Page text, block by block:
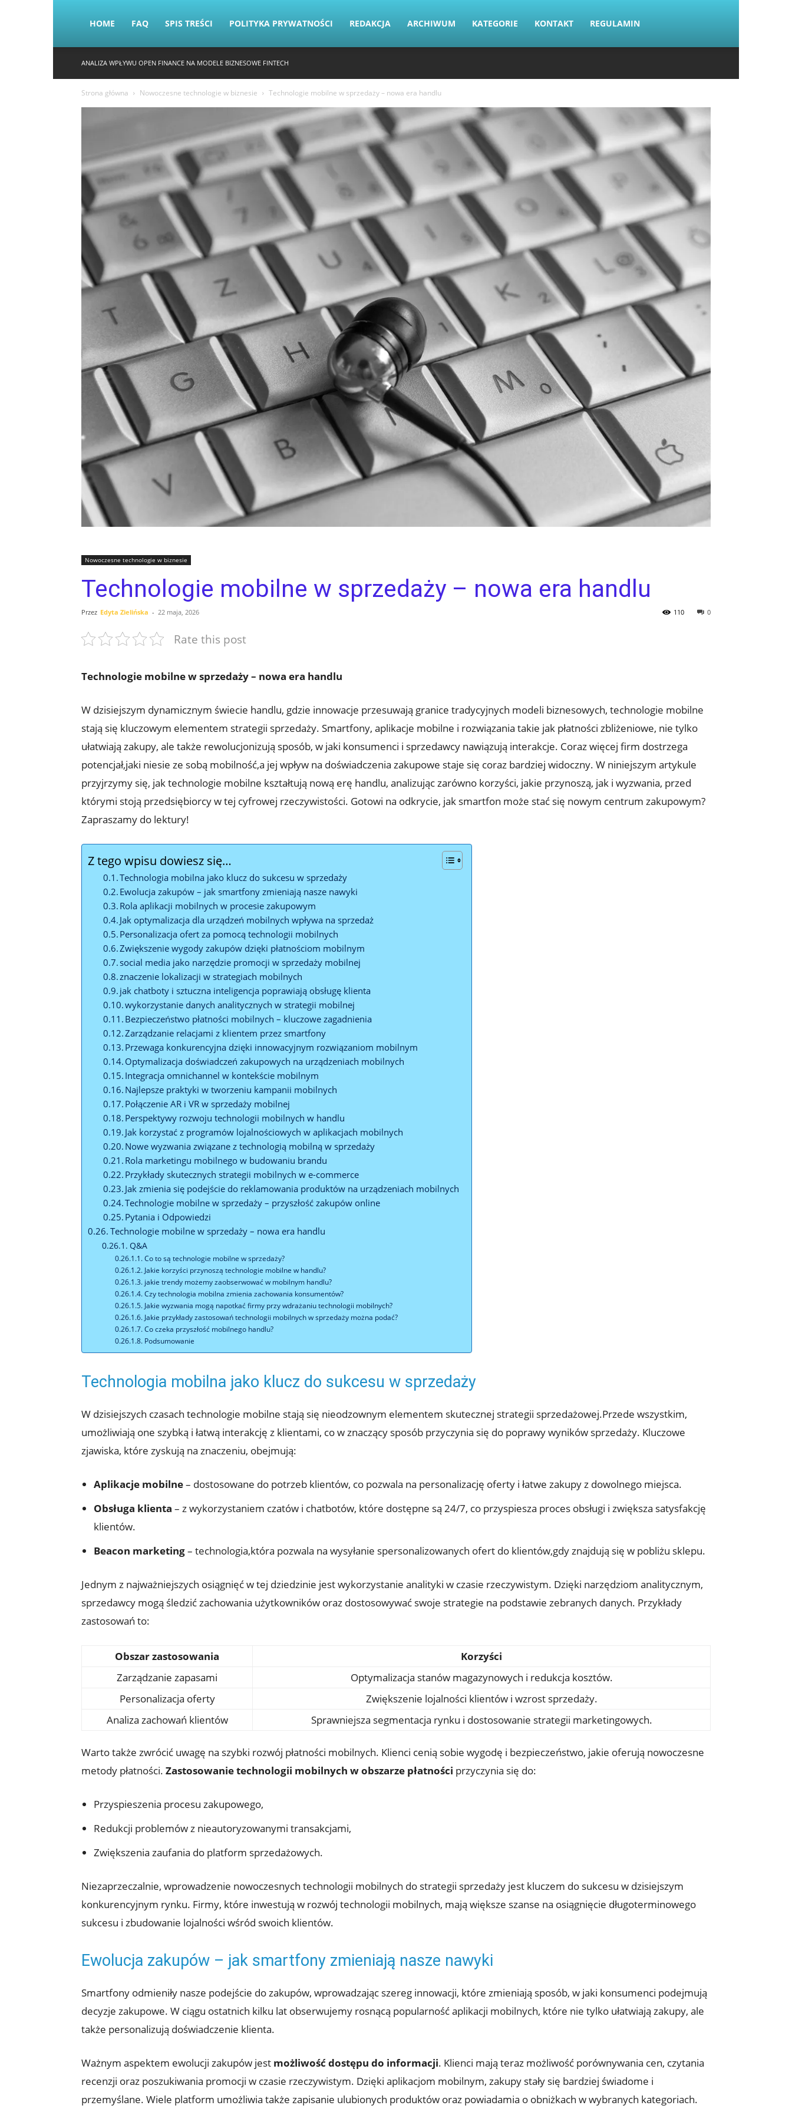
HOME FAQ SPIS TREŚCI POLITYKA PRYWATNOŚCI REDAKCJA ARCHIWUM KATEGORIE KONTAKT REGULAMIN
ANALIZA WPŁYWU OPEN FINANCE NA MODELE BIZNESOWE FINTECH
Strona główna Nowoczesne technologie w biznesie Technologie mobilne w sprzedaży – nowa era handlu
Nowoczesne technologie w biznesie
Technologie mobilne w sprzedaży – nowa era handlu
Przez Edyta Zielińska - 22 maja, 2026 0
110
Rate this post
Technologie mobilne w sprzedaży – nowa era handlu
W dzisiejszym dynamicznym świecie handlu, gdzie innowacje przesuwają granice tradycyjnych modeli biznesowych, technologie mobilne
stają się kluczowym elementem strategii sprzedaży. Smartfony, aplikacje mobilne i rozwiązania takie jak płatności zbliżeniowe, nie tylko
ułatwiają zakupy, ale także rewolucjonizują sposób, w jaki konsumenci i sprzedawcy nawiązują interakcje. Coraz więcej firm dostrzega
potencjał,jaki niesie ze sobą mobilność,a jej wpływ na doświadczenia zakupowe staje się coraz bardziej widoczny. W niniejszym artykule
przyjrzymy się, jak technologie mobilne kształtują nową erę handlu, analizując zarówno korzyści, jakie przynoszą, jak i wyzwania, przed
którymi stoją przedsiębiorcy w tej cyfrowej rzeczywistości. Gotowi na odkrycie, jak smartfon może stać się nowym centrum zakupowym?
Zapraszamy do lektury!
Z tego wpisu dowiesz się…
Technologia mobilna jako klucz do sukcesu w sprzedaży
Ewolucja zakupów – jak smartfony zmieniają nasze nawyki
Rola aplikacji mobilnych w procesie zakupowym
Jak optymalizacja dla urządzeń mobilnych wpływa na sprzedaż
Personalizacja ofert za pomocą technologii mobilnych
Zwiększenie wygody zakupów dzięki płatnościom mobilnym
social media jako narzędzie promocji w sprzedaży mobilnej
znaczenie lokalizacji w strategiach mobilnych
jak chatboty i sztuczna inteligencja poprawiają obsługę klienta
wykorzystanie danych analitycznych w strategii mobilnej
Bezpieczeństwo płatności mobilnych – kluczowe zagadnienia
Zarządzanie relacjami z klientem przez smartfony
Przewaga konkurencyjna dzięki innowacyjnym rozwiązaniom mobilnym
Optymalizacja doświadczeń zakupowych na urządzeniach mobilnych
Integracja omnichannel w kontekście mobilnym
Najlepsze praktyki w tworzeniu kampanii mobilnych
Połączenie AR i VR w sprzedaży mobilnej
Perspektywy rozwoju technologii mobilnych w handlu
Jak korzystać z programów lojalnościowych w aplikacjach mobilnych
Nowe wyzwania związane z technologią mobilną w sprzedaży
Rola marketingu mobilnego w budowaniu brandu
Przykłady skutecznych strategii mobilnych w e-commerce
Jak zmienia się podejście do reklamowania produktów na urządzeniach mobilnych
Technologie mobilne w sprzedaży – przyszłość zakupów online
Pytania i Odpowiedzi
Technologie mobilne w sprzedaży – nowa era handlu
Q&A
Co to są technologie mobilne w sprzedaży?
Jakie korzyści przynoszą technologie mobilne w handlu?
jakie trendy możemy zaobserwować w mobilnym handlu?
Czy technologia mobilna zmienia zachowania konsumentów?
Jakie wyzwania mogą napotkać firmy przy wdrażaniu technologii mobilnych?
Jakie przykłady zastosowań technologii mobilnych w sprzedaży można podać?
Co czeka przyszłość mobilnego handlu?
Podsumowanie
Technologia mobilna jako klucz do sukcesu w sprzedaży
W dzisiejszych czasach technologie mobilne stają się nieodzownym elementem skutecznej strategii sprzedażowej.Przede wszystkim,
umożliwiają one szybką i łatwą interakcję z klientami, co w znaczący sposób przyczynia się do poprawy wyników sprzedaży. Kluczowe
zjawiska, które zyskują na znaczeniu, obejmują:
Aplikacje mobilne– dostosowane do potrzeb klientów, co pozwala na personalizację oferty i łatwe zakupy z dowolnego miejsca.
Obsługa klienta – z wykorzystaniem czatów i chatbotów, które dostępne są 24/7, co przyspiesza proces obsługi i zwiększa satysfakcję
klientów.
Beacon marketing– technologia,która pozwala na wysyłanie spersonalizowanych ofert do klientów,gdy znajdują się w pobliżu sklepu.
Jednym z najważniejszych osiągnięć w tej dziedzinie jest wykorzystanie analityki w czasie rzeczywistym. Dzięki narzędziom analitycznym,
sprzedawcy mogą śledzić zachowania użytkowników oraz dostosowywać swoje strategie na podstawie zebranych danych. Przykłady
zastosowań to:
Obszar zastosowania
Korzyści
Zarządzanie zapasami
Optymalizacja stanów magazynowych i redukcja kosztów.
Personalizacja oferty
Zwiększenie lojalności klientów i wzrost sprzedaży.
Analiza zachowań klientów
Sprawniejsza segmentacja rynku i dostosowanie strategii marketingowych.
Warto także zwrócić uwagę na szybki rozwój płatności mobilnych. Klienci cenią sobie wygodę i bezpieczeństwo, jakie oferują nowoczesne
metody płatności. Zastosowanie technologii mobilnych w obszarze płatności przyczynia się do:
Przyspieszenia procesu zakupowego,
Redukcji problemów z nieautoryzowanymi transakcjami,
Zwiększenia zaufania do platform sprzedażowych.
Niezaprzeczalnie, wprowadzenie nowoczesnych technologii mobilnych do strategii sprzedaży jest kluczem do sukcesu w dzisiejszym
konkurencyjnym rynku. Firmy, które inwestują w rozwój technologii mobilnych, mają większe szanse na osiągnięcie długoterminowego
sukcesu i zbudowanie lojalności wśród swoich klientów.
Ewolucja zakupów – jak smartfony zmieniają nasze nawyki
Smartfony odmieniły nasze podejście do zakupów, wprowadzając szereg innowacji, które zmieniają sposób, w jaki konsumenci podejmują
decyzje zakupowe. W ciągu ostatnich kilku lat obserwujemy rosnącą popularność aplikacji mobilnych, które nie tylko ułatwiają zakupy, ale
także personalizują doświadczenie klienta.
Ważnym aspektem ewolucji zakupów jest możliwość dostępu do informacji. Klienci mają teraz możliwość porównywania cen, czytania
recenzji oraz poszukiwania promocji w czasie rzeczywistym. Dzięki aplikacjom mobilnym, zakupy stały się bardziej świadome i
przemyślane. Wiele platform umożliwia także zapisanie ulubionych produktów oraz powiadamia o obniżkach w wybranych kategoriach.